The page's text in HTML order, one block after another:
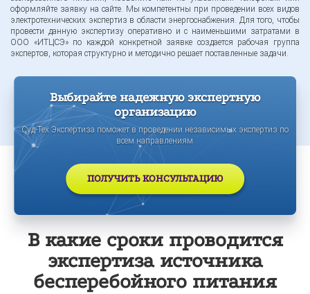
оформляйте заявку на сайте. Мы компетентны при проведении всех видов
электротехнических экспертиз в области энергоснабжения. Для того, чтобы
провести данную экспертизу оперативно и с наименьшими затратами в
ООО «ИТЦСЭ» по каждой конкретной заявке создается рабочая группа
экспертов, которая структурно и методично решает поставленные задачи.
Выбирайте надежную экспертную
организацию
Суд-Тех Экспертиза поможет в проведении независимых экспертиз по
всем направлениям
ПОЛУЧИТЬ КОНСУЛЬТАЦИЮ
В какие сроки проводится
экспертиза источника
бесперебойного питания